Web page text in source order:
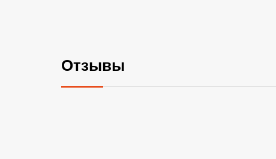
Отзывы